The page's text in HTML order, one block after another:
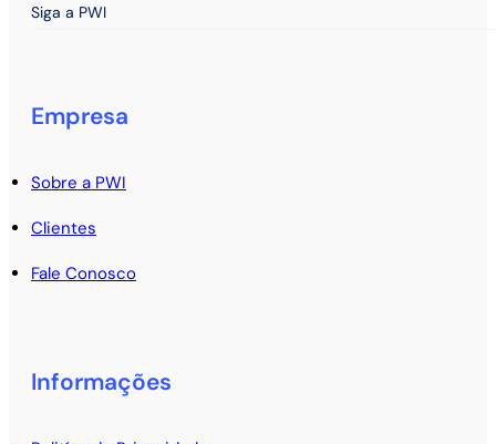
Siga a PWI
Empresa
Sobre a PWI
Clientes
Fale Conosco
Informações